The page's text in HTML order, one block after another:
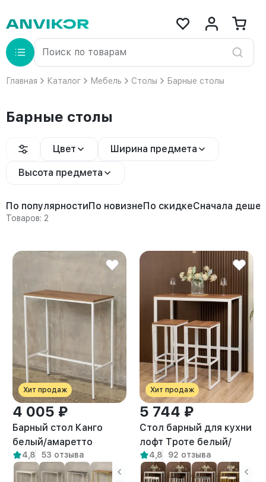
Главная Каталог Мебель Столы Барные столы
Барные столы
Цвет Ширина предмета
Высота предмета
По популярностиПо новизнеПо скидкеСначала
Товаров: 2
Хит продаж
4 005 ₽
Барный стол Канго
белый/амаретто
4,8 53 отзыва
Хит продаж
5 744 ₽
Стол барный для кухни
лофт Троте белый/
амаретто
4,8 92 отзыва